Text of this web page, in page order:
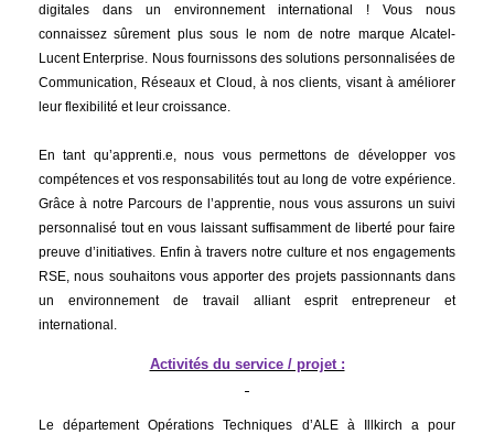
digitales dans un environnement international ! Vous nous
connaissez sûrement plus sous le nom de notre marque Alcatel-
Lucent Enterprise. Nous fournissons des solutions personnalisées de
Communication, Réseaux et Cloud, à nos clients, visant à améliorer
leur flexibilité et leur croissance.
En tant qu’apprenti.e, nous vous permettons de développer vos
compétences et vos responsabilités tout au long de votre expérience.
Grâce à notre Parcours de l’apprentie, nous vous assurons un suivi
personnalisé tout en vous laissant suffisamment de liberté pour faire
preuve d’initiatives. Enfin à travers notre culture et nos engagements
RSE, nous souhaitons vous apporter des projets passionnants dans
un environnement de travail alliant esprit entrepreneur et
international.
Activités du service / projet :
Le département Opérations Techniques d’ALE à Illkirch a pour